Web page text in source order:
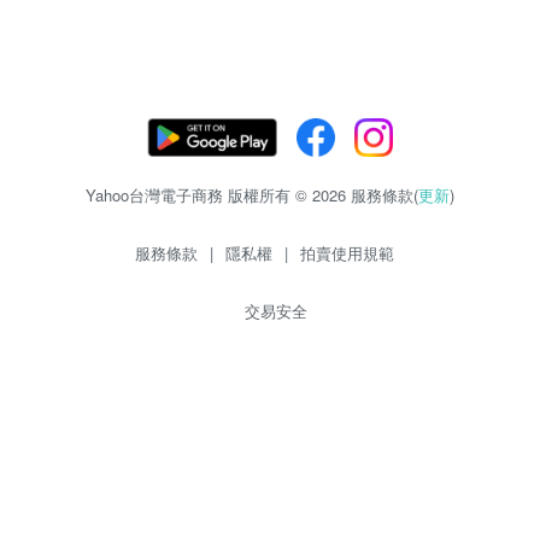
Yahoo台灣電子商務 版權所有 © 2026 服務條款(更新)
服務條款 | 隱私權 | 拍賣使用規範
交易安全